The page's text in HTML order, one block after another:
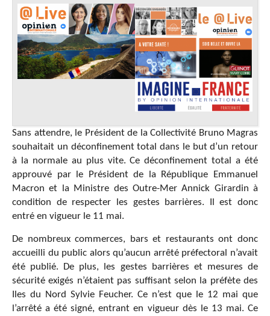
Sans attendre, le Président de la Collectivité Bruno Magras
souhaitait un déconfinement total dans le but d’un retour
à la normale au plus vite. Ce déconfinement total a été
approuvé par le Président de la République Emmanuel
Macron et la Ministre des Outre-Mer Annick Girardin à
condition de respecter les gestes barrières. Il est donc
entré en vigueur le 11 mai.
De nombreux commerces, bars et restaurants ont donc
accueilli du public alors qu’aucun arrêté préfectoral n’avait
été publié. De plus, les gestes barrières et mesures de
sécurité exigés n’étaient pas suffisant selon la préfète des
Iles du Nord Sylvie Feucher. Ce n’est que le 12 mai que
l’arrêté a été signé, entrant en vigueur dès le 13 mai. Ce